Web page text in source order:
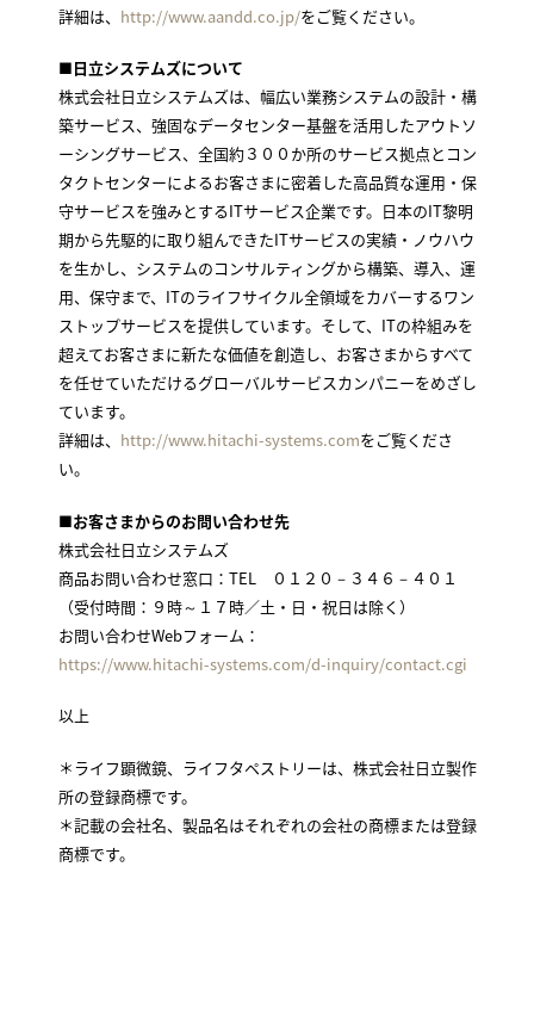
詳細は、 http://www.aandd.co.jp/をご覧ください。
■日立システムズについて
株式会社日立システムズは、幅広い業務システムの設計・構
築サービス、強固なデータセンター基盤を活用したアウトソ
ーシングサービス、全国約３００か所のサービス拠点とコン
タクトセンターによるお客さまに密着した高品質な運用・保
守サービスを強みとするITサービス企業です。日本のIT黎明
期から先駆的に取り組んできたITサービスの実績・ノウハウ
を生かし、システムのコンサルティングから構築、導入、運
用、保守まで、ITのライフサイクル全領域をカバーするワン
ストップサービスを提供しています。そして、ITの枠組みを
超えてお客さまに新たな価値を創造し、お客さまからすべて
を任せていただけるグローバルサービスカンパニーをめざし
ています。
詳細は、 http://www.hitachi-systems.comをご覧くださ
い。
■お客さまからのお問い合わせ先
株式会社日立システムズ
商品お問い合わせ窓口：TEL ０１２０－３４６－４０１
（受付時間：９時～１７時／土・日・祝日は除く）
お問い合わせWebフォーム：
https://www.hitachi-systems.com/d-inquiry/contact.cgi
以上
＊ライフ顕微鏡、ライフタペストリーは、株式会社日立製作
所の登録商標です。
＊記載の会社名、製品名はそれぞれの会社の商標または登録
商標です。